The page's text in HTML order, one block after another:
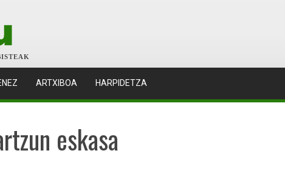
ARTXIBOA HARPIDETZA
eskasa